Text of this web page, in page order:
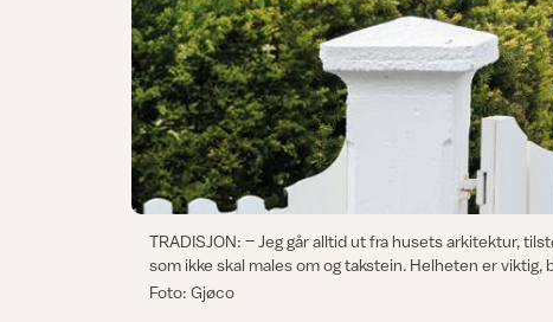
TRADISJON: – Jeg går alltid ut fra husets arkitektur,
som ikke skal males om og takstein. Helheten er
Foto: Gjøco